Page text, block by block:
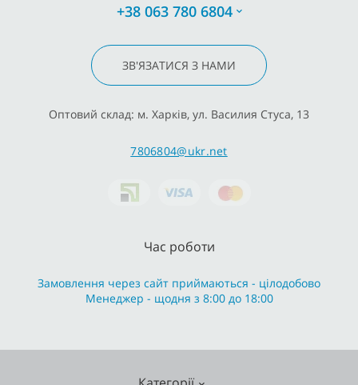
+38 063 780 6804
ЗВ'ЯЗАТИСЯ З НАМИ
Оптовий склад: м. Харків, ул. Василия Стуса, 13
7806804@ukr.net
Час роботи
Замовлення через сайт приймаються - цілодобово
Менеджер - щодня з 8:00 до 18:00